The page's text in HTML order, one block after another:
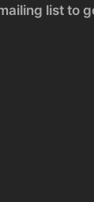
list to